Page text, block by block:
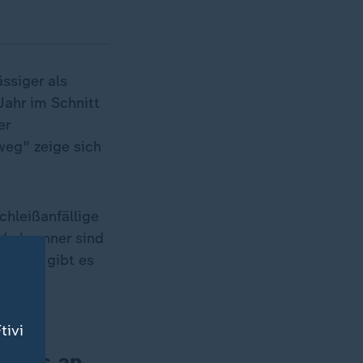
als
im Schnitt
zeige sich
sind
gibt es
die